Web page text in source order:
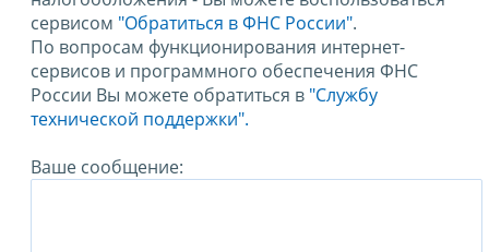
сервисом "Обратиться в ФНС России".
По вопросам функционирования интернет-
сервисов и программного обеспечения ФНС
России Вы можете обратиться в "Службу
технической поддержки".
Ваше сообщение: